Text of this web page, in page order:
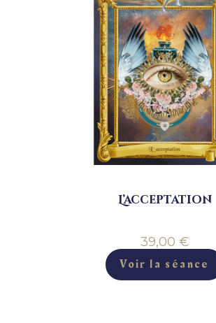
L’acceptation
39,00 €
Voir la séance